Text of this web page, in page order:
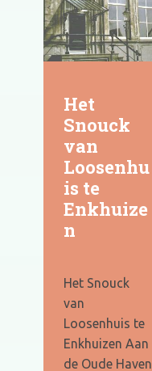
Het
Snouck
van
Loosenhu
is te
Enkhuize
n
Het Snouck
van
Loosenhuis te
Enkhuizen Aan
de Oude Haven